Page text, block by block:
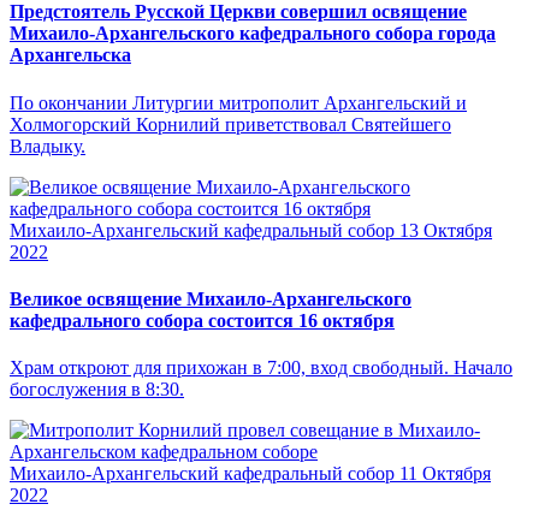
Предстоятель Русской Церкви совершил освящение
Михаило-Архангельского кафедрального собора города
Архангельска
По окончании Литургии митрополит Архангельский и
Холмогорский Корнилий приветствовал Святейшего
Владыку.
Михаило-Архангельский кафедральный собор 13 Октября
2022
Великое освящение Михаило-Архангельского
кафедрального собора состоится 16 октября
Храм откроют для прихожан в 7:00, вход свободный. Начало
богослужения в 8:30.
Михаило-Архангельский кафедральный собор 11 Октября
2022